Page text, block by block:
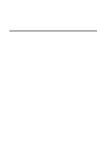
digitalizációs